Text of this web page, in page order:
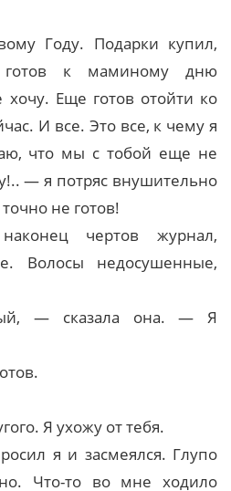
Году. Подарки купил,
к маминому дню
Еще готов отойти ко
И все. Это все, к чему я
что мы с тобой еще не
— я потряс внушительно
не готов!
чертов журнал,
Волосы недосушенные,
— сказала она. — Я
Я ухожу от тебя.
я и засмеялся. Глупо
Что-то во мне ходило